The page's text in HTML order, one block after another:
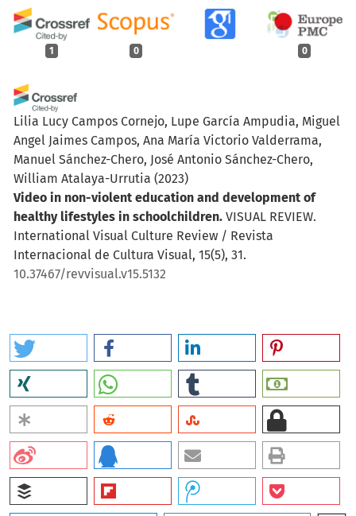
1 0 0
Lilia Lucy Campos Cornejo, Lupe García Ampudia, Miguel
Angel Jaimes Campos, Ana María Victorio Valderrama,
Manuel Sánchez-Chero, José Antonio Sánchez-Chero,
William Atalaya-Urrutia (2023)
Video in non-violent education and development of
healthy lifestyles in schoolchildren. VISUAL REVIEW.
International Visual Culture Review / Revista
Internacional de Cultura Visual, 15(5), 31.
10.37467/revvisual.v15.5132